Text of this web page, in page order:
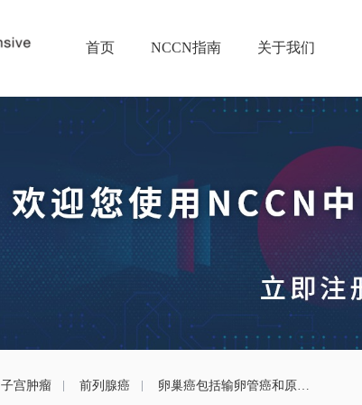
首页 NCCN指南 关于我们
子宫肿瘤 前列腺癌 卵巢癌包括输卵管癌和原发性腹膜癌